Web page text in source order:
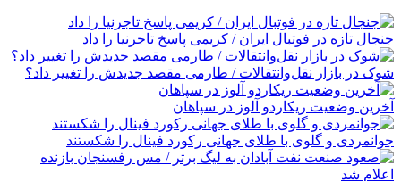
جنجال تازه در فوتبال ایران / کریمی پاسخ تاجرنیا را داد
شوک در بازار نقل‌وانتقالات / طارمی مقصد جدیدش را تغییر داد؟
آخرین وضعیت ریکاردو آلوز در سپاهان
جوانمردی و گلوی با طلای جهانی رکورد فینال را شکستند